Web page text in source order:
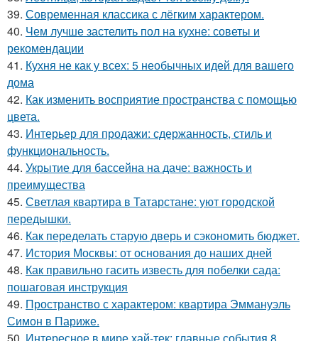
39. Современная классика с лёгким характером.
40. Чем лучше застелить пол на кухне: советы и
рекомендации
41. Кухня не как у всех: 5 необычных идей для вашего
дома
42. Как изменить восприятие пространства с помощью
цвета.
43. Интерьер для продажи: сдержанность, стиль и
функциональность.
44. Укрытие для бассейна на даче: важность и
преимущества
45. Светлая квартира в Татарстане: уют городской
передышки.
46. Как переделать старую дверь и сэкономить бюджет.
47. История Москвы: от основания до наших дней
48. Как правильно гасить известь для побелки сада:
пошаговая инструкция
49. Пространство с характером: квартира Эммануэль
Симон в Париже.